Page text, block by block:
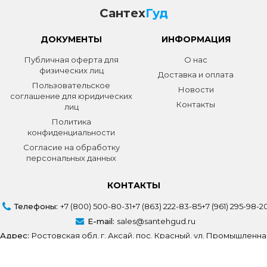
СантехГуд
ДОКУМЕНТЫ
Публичная оферта для
физических лиц
Пользовательское
соглашение для юридических
лиц
Политика
конфиденциальности
Согласие на обработку
персональных данных
ИНФОРМАЦИЯ
О нас
Доставка и оплата
Новости
Контакты
КОНТАКТЫ
Телефоны: +7 (800) 500-80-31+7 (863) 222-83-85+7 (961) 295-98-
E-mail: sales@santehgud.ru
Адрес: Ростовская обл, г. Аксай, пос. Красный, ул.